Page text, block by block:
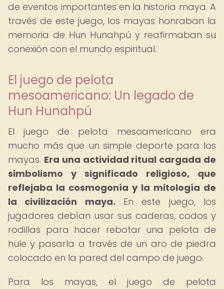
de eventos importantes en la historia maya. A
través de este juego, los mayas honraban la
memoria de Hun Hunahpú y reafirmaban su
conexión con el mundo espiritual.
El juego de pelota
mesoamericano: Un legado de
Hun Hunahpú
El juego de pelota mesoamericano era
mucho más que un simple deporte para los
mayas. Era una actividad ritual cargada de
simbolismo y significado religioso, que
reflejaba la cosmogonía y la mitología de
la civilización maya. En este juego, los
jugadores debían usar sus caderas, codos y
rodillas para hacer rebotar una pelota de
hule y pasarla a través de un aro de piedra
colocado en la pared del campo de juego.
Para los mayas, el juego de pelota